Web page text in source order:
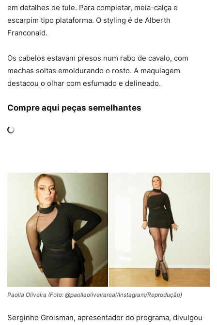
em detalhes de tule. Para completar, meia-calça e
escarpim tipo plataforma. O styling é de Alberth
Franconaid.
Os cabelos estavam presos num rabo de cavalo, com
mechas soltas emoldurando o rosto. A maquiagem
destacou o olhar com esfumado e delineado.
Compre aqui peças semelhantes
Paolla Oliveira (Foto: @paollaoliveirareal/Instagram/Reprodução)
Serginho Groisman, apresentador do programa, divulgou